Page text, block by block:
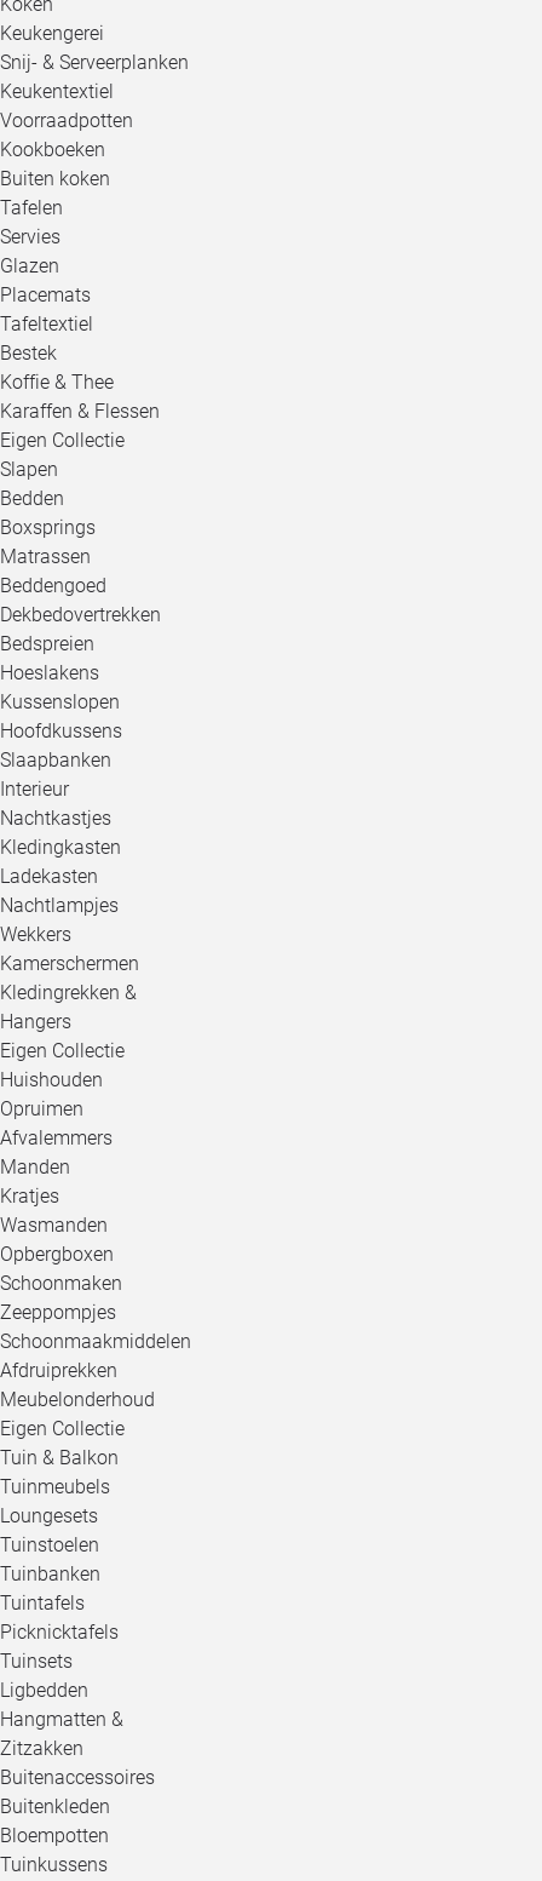
Keukengerei
Snij- & Serveerplanken
Keukentextiel
Voorraadpotten
Kookboeken
Buiten koken
Tafelen
Servies
Glazen
Placemats
Tafeltextiel
Bestek
Koffie & Thee
Karaffen & Flessen
Eigen Collectie
Slapen
Bedden
Boxsprings
Matrassen
Beddengoed
Dekbedovertrekken
Bedspreien
Hoeslakens
Kussenslopen
Hoofdkussens
Slaapbanken
Interieur
Nachtkastjes
Kledingkasten
Ladekasten
Nachtlampjes
Wekkers
Kamerschermen
Kledingrekken &
Hangers
Eigen Collectie
Huishouden
Opruimen
Afvalemmers
Manden
Kratjes
Wasmanden
Opbergboxen
Schoonmaken
Zeeppompjes
Schoonmaakmiddelen
Afdruiprekken
Meubelonderhoud
Eigen Collectie
Tuin & Balkon
Tuinmeubels
Loungesets
Tuinstoelen
Tuinbanken
Tuintafels
Picknicktafels
Tuinsets
Ligbedden
Hangmatten &
Zitzakken
Buitenaccessoires
Buitenkleden
Bloempotten
Tuinkussens